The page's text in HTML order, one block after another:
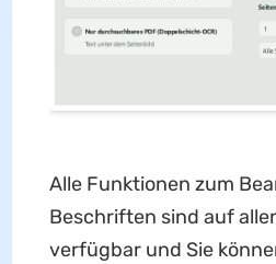
Alle Funktionen zum
Beschriften sind auf
verfügbar und Sie